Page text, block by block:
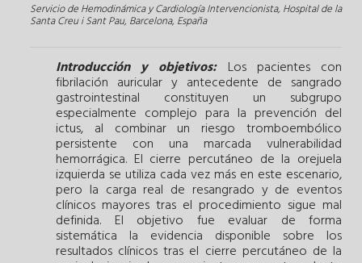
Servicio de Hemodinámica y Cardiología Intervencionista, Hospital de la
Santa Creu i Sant Pau, Barcelona, España
Introducción y objetivos:Los pacientes con
fibrilación auricular y antecedente de sangrado
gastrointestinal constituyen un subgrupo
especialmente complejo para la prevención del
ictus, al combinar un riesgo tromboembólico
persistente con una marcada vulnerabilidad
hemorrágica. El cierre percutáneo de la orejuela
izquierda se utiliza cada vez más en este escenario,
pero la carga real de resangrado y de eventos
clínicos mayores tras el procedimiento sigue mal
definida. El objetivo fue evaluar de forma
sistemática la evidencia disponible sobre los
resultados clínicos tras el cierre percutáneo de la